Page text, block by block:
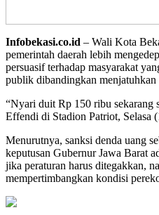
Infobekasi.co.id – Wali Kota
pemerintah daerah lebih
persuasif terhadap masyarakat
publik dibandingkan menjatuhkan
“Nyari duit Rp 150 ribu sekarang
Effendi di Stadion Patriot, Selasa
Menurutnya, sanksi denda uang
keputusan Gubernur Jawa Barat
jika peraturan harus ditegakkan,
mempertimbangkan kondisi